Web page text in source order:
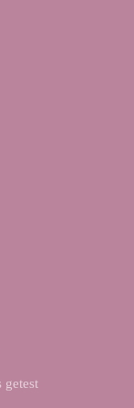
getest